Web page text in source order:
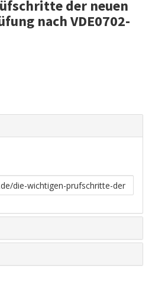
der neuen
nach VDE0702-